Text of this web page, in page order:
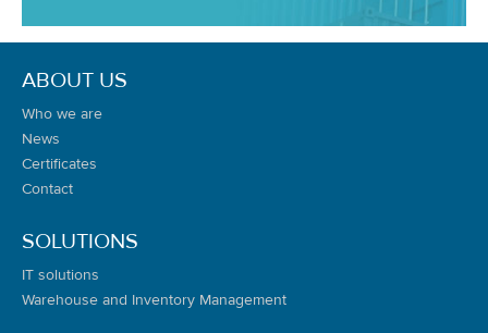
ABOUT US
Who we are
News
Certificates
Contact
SOLUTIONS
IT solutions
Warehouse and Inventory Management